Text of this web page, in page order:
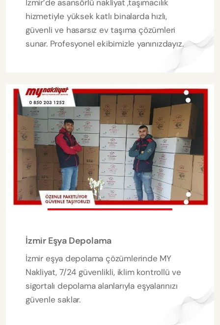
İzmir’de asansörlü nakliyat ,taşımacılık
hizmetiyle yüksek katlı binalarda hızlı,
güvenli ve hasarsız ev taşıma çözümleri
sunar. Profesyonel ekibimizle yanınızdayız.
İzmir Eşya Depolama
İzmir eşya depolama çözümlerinde MY
Nakliyat, 7/24 güvenlikli, iklim kontrollü ve
sigortalı depolama alanlarıyla eşyalarınızı
güvenle saklar.